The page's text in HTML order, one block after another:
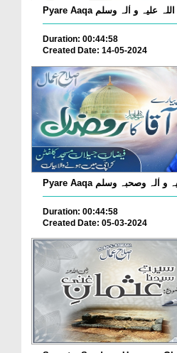
Duration: 00:44:58
Created Date: 14-05-2024
Duration: 00:44:58
Created Date: 05-03-2024